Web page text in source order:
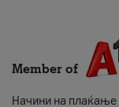
Member of
Начини на плаќање